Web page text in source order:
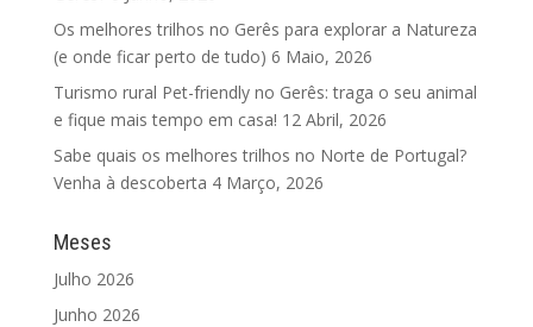
Os melhores trilhos no Gerês para explorar a Natureza
(e onde ficar perto de tudo) 6 Maio, 2026
Turismo rural Pet-friendly no Gerês: traga o seu animal
e fique mais tempo em casa! 12 Abril, 2026
Sabe quais os melhores trilhos no Norte de Portugal?
Venha à descoberta 4 Março, 2026
Meses
Julho 2026
Junho 2026